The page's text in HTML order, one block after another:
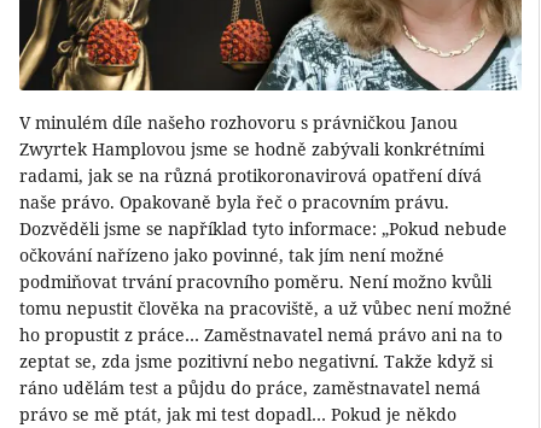
V minulém díle našeho rozhovoru s právničkou Janou
Zwyrtek Hamplovou jsme se hodně zabývali konkrétními
radami, jak se na různá protikoronavirová opatření dívá
naše právo. Opakovaně byla řeč o pracovním právu.
Dozvěděli jsme se například tyto informace: „Pokud nebude
očkování nařízeno jako povinné, tak jím není možné
podmiňovat trvání pracovního poměru. Není možno kvůli
tomu nepustit člověka na pracoviště, a už vůbec není možné
ho propustit z práce… Zaměstnavatel nemá právo ani na to
zeptat se, zda jsme pozitivní nebo negativní. Takže když si
ráno udělám test a půjdu do práce, zaměstnavatel nemá
právo se mě ptát, jak mi test dopadl… Pokud je někdo